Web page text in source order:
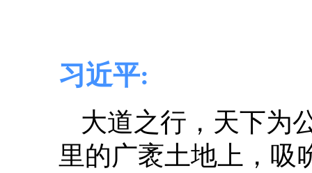
习近平:
大道之行，天下为
里的广袤土地上，吸